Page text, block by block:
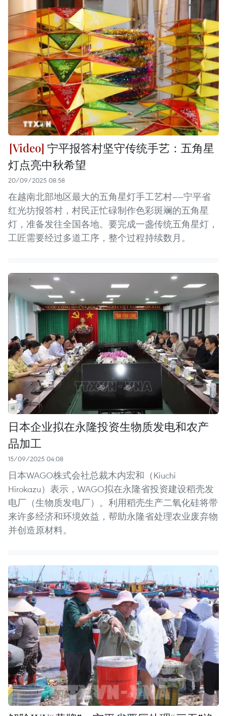
宁平报答村坚守传统手艺：五角星
灯点亮中秋希望
20/09/2025 08:58
在越南北部地区最大的五角星灯手工艺村——宁平省
红光坊报答村，村民正忙碌制作色彩斑斓的五角星
灯，准备发往全国各地。要完成一盏传统五角星灯，
工匠需要经过多道工序，整个过程持续数月。
日本企业拟在永隆投资生物质发电和农产
品加工
15/09/2025 04:08
日本WAGO株式会社总裁木内宏和（Kiuchi
Hirokazu）表示，WAGO拟在永隆省投资建设稻壳发
电厂（生物质发电厂）。利用稻壳生产二氧化硅将带
来许多经济和环境效益，帮助永隆省处理农业废弃物
并创造原材料。